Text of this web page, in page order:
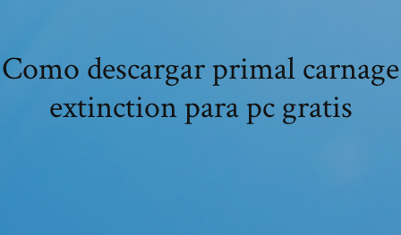
Como descargar primal carnage
extinction para pc gratis